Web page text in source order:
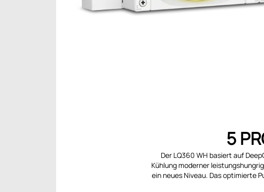
5
Der LQ360 WH basiert auf
Kühlung moderner
ein neues Niveau. Das optimierte